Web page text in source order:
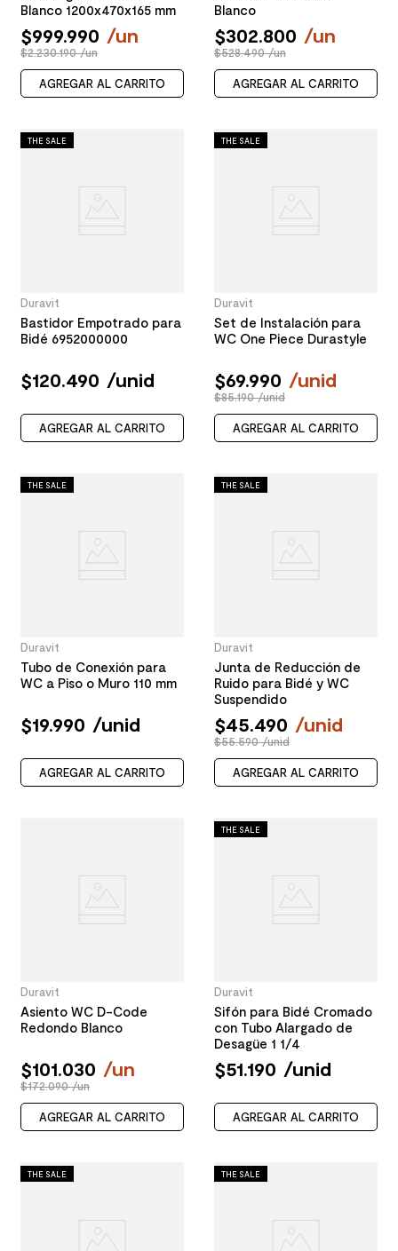
Blanco 1200x470x165 mm
$999.990 /un
$2.230.190 /un
AGREGAR AL CARRITO
Blanco
$302.800 /un
$528.490 /un
AGREGAR AL CARRITO
THE SALE
Duravit
Bastidor Empotrado para
Bidé 6952000000
$120.490 /unid
AGREGAR AL CARRITO
THE SALE
Duravit
Set de Instalación para
WC One Piece Durastyle
$69.990 /unid
$85.190 /unid
AGREGAR AL CARRITO
THE SALE
Duravit
Tubo de Conexión para
WC a Piso o Muro 110 mm
$19.990 /unid
AGREGAR AL CARRITO
THE SALE
Duravit
Junta de Reducción de
Ruido para Bidé y WC
Suspendido
$45.490 /unid
$55.590 /unid
AGREGAR AL CARRITO
Duravit
Asiento WC D-Code
Redondo Blanco
$101.030 /un
$172.090 /un
AGREGAR AL CARRITO
THE SALE
Duravit
Sifón para Bidé Cromado
con Tubo Alargado de
Desagüe 1 1/4
$51.190 /unid
AGREGAR AL CARRITO
THE SALE THE SALE